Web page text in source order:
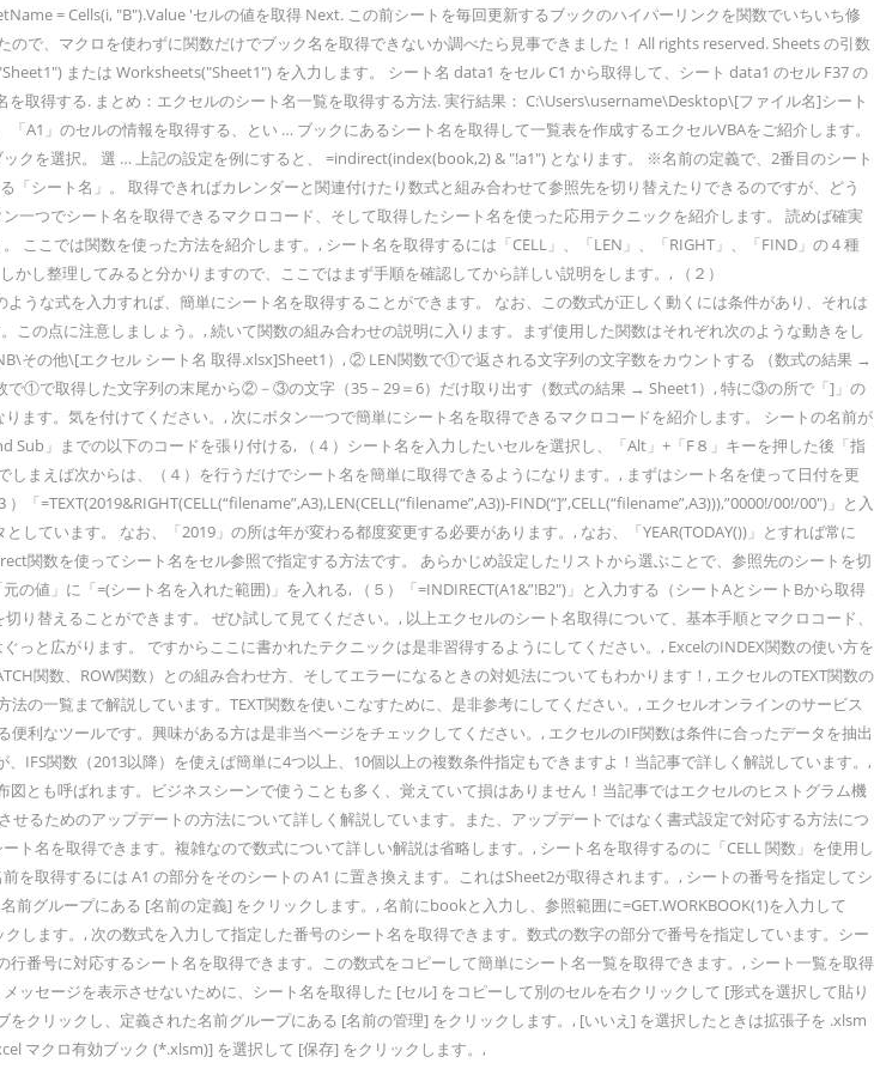
= Cells(i, "B").Value 'セルの値を取得 Next. この前シートを毎回更新するブックのハイパーリンクを関数でいちいち修
で、マクロを使わずに関数だけでブック名を取得できないか調べたら見事できました！ All rights reserved. Sheets の引数
または Worksheets("Sheet1") を入力します。 シート名 data1 をセル C1 から取得して、シート data1 のセル F37 の
取得する. まとめ：エクセルのシート名一覧を取得する方法. 実行結果： C:\Users\username\Desktop\[ファイル名]シート
」のセルの情報を取得する、とい … ブックにあるシート名を取得して一覧表を作成するエクセルVBAをご紹介します。
クを選択。 選 … 上記の設定を例にすると、 =indirect(index(book,2) & "!a1") となります。 ※名前の定義で、2番目のシート
シート名」。 取得できればカレンダーと関連付けたり数式と組み合わせて参照先を切り替えたりできるのですが、どう
つでシート名を取得できるマクロコード、そして取得したシート名を使った応用テクニックを紹介します。 読めば確実
こでは関数を使った方法を紹介します。, シート名を取得するには「CELL」、「LEN」、「RIGHT」、「FIND」の４種
し整理してみると分かりますので、ここではまず手順を確認してから詳しい説明をします。, （２）
ような式を入力すれば、簡単にシート名を取得することができます。 なお、この数式が正しく動くには条件があり、それは
の点に注意しましょう。, 続いて関数の組み合わせの説明に入ります。まず使用した関数はそれぞれ次のような動きをし
その他\[エクセル シート名 取得.xlsx]Sheet1）, ② LEN関数で①で返される文字列の文字数をカウントする （数式の結果 →
①で取得した文字列の末尾から②－③の文字（35－29＝6）だけ取り出す（数式の結果 → Sheet1）, 特に③の所で「]」の
す。気を付けてください。, 次にボタン一つで簡単にシート名を取得できるマクロコードを紹介します。 シートの名前が
」までの以下のコードを張り付ける, （４）シート名を入力したいセルを選択し、「Alt」+「F８」キーを押した後「指
まえば次からは、（４）を行うだけでシート名を簡単に取得できるようになります。, まずはシート名を使って日付を更
FIND(“]”,CELL(“filename”,A3))),”0000!/00!/00″)」と入
ています。 なお、「2019」の所は年が変わる都度変更する必要があります。, なお、「YEAR(TODAY())」とすれば常に
関数を使ってシート名をセル参照で指定する方法です。 あらかじめ設定したリストから選ぶことで、参照先のシートを切
値」に「=(シート名を入れた範囲)」を入れる, （５）「=INDIRECT(A1&”!B2″)」と入力する（シートAとシートBから取得
替えることができます。 ぜひ試して見てください。, 以上エクセルのシート名取得について、基本手順とマクロコード、
と広がります。 ですからここに書かれたテクニックは是非習得するようにしてください。, ExcelのINDEX関数の使い方を
関数、ROW関数）との組み合わせ方、そしてエラーになるときの対処法についてもわかります！, エクセルのTEXT関数の
の一覧まで解説しています。TEXT関数を使いこなすために、是非参考にしてください。, エクセルオンラインのサービス
利なツールです。興味がある方は是非当ページをチェックしてください。, エクセルのIF関数は条件に合ったデータを抽出
IFS関数（2013以降）を使えば簡単に4つ以上、10個以上の複数条件指定もできますよ！当記事で詳しく解説しています。,
とも呼ばれます。ビジネスシーンで使うことも多く、覚えていて損はありません！当記事ではエクセルのヒストグラム機
るためのアップデートの方法について詳しく解説しています。また、アップデートではなく書式設定で対応する方法につ
名を取得できます。複雑なので数式について詳しい解説は省略します。, シート名を取得するのに「CELL 関数」を使用し
取得するには A1 の部分をそのシートの A1 に置き換えます。これはSheet2が取得されます。, シートの番号を指定してシ
グループにある [名前の定義] をクリックします。, 名前にbookと入力し、参照範囲に=GET.WORKBOOK(1)を入力して
します。, 次の数式を入力して指定した番号のシート名を取得できます。数式の数字の部分で番号を指定しています。シー
番号に対応するシート名を取得できます。この数式をコピーして簡単にシート名一覧を取得できます。, シート一覧を取得
セージを表示させないために、シート名を取得した [セル] をコピーして別のセルを右クリックして [形式を選択して貼り
クリックし、定義された名前グループにある [名前の管理] をクリックします。, [いいえ] を選択したときは拡張子を .xlsm
マクロ有効ブック (*.xlsm)] を選択して [保存] をクリックします。,